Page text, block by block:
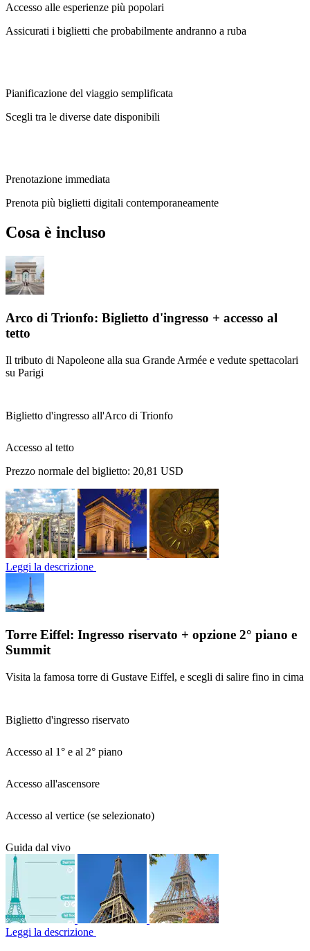
Accesso alle esperienze più popolari
Assicurati i biglietti che probabilmente andranno a ruba
Pianificazione del viaggio semplificata
Scegli tra le diverse date disponibili
Prenotazione immediata
Prenota più biglietti digitali contemporaneamente
Cosa è incluso
Arco di Trionfo: Biglietto d'ingresso + accesso al
tetto
Il tributo di Napoleone alla sua Grande Armée e vedute spettacolari
su Parigi
Biglietto d'ingresso all'Arco di Trionfo
Accesso al tetto
Prezzo normale del biglietto: 20,81 USD
Leggi la descrizione
Torre Eiffel: Ingresso riservato + opzione 2° piano e
Summit
Visita la famosa torre di Gustave Eiffel, e scegli di salire fino in cima
Biglietto d'ingresso riservato
Accesso al 1° e al 2° piano
Accesso all'ascensore
Accesso al vertice (se selezionato)
Guida dal vivo
Leggi la descrizione